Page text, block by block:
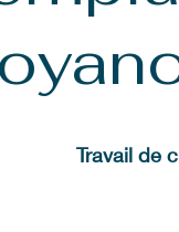
Travail de